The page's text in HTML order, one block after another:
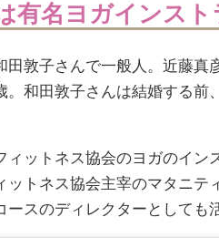
有名ヨガインスト
田敦子さんで一般人。近藤真
。和田敦子さんは結婚する前
ィットネス協会のヨガのイン
ットネス協会主宰のマタニテ
ースのディレクターとしても